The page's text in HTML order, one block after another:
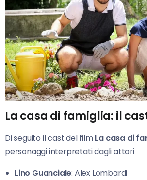
La casa di famiglia: il
Di seguito il cast del filmLa casa di
personaggi interpretati dagli attori
Lino Guanciale: Alex Lombardi